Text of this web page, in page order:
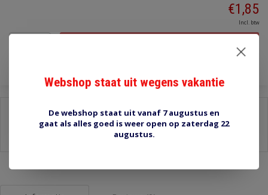
€1,85
Incl. btw
Stel een vraag over dit product
Webshop staat uit wegens vakantie
De webshop staat uit vanaf 7 augustus en
gaat als alles goed is weer open op zaterdag 22
augustus.